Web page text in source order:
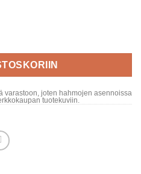
varastoon, joten hahmojen asennoissa
tuotekuviin.